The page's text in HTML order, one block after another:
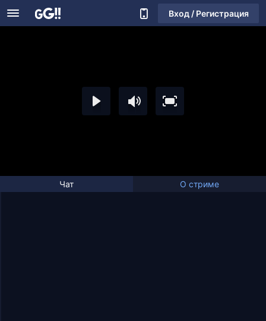
Вход / Регистрация
Чат О стриме